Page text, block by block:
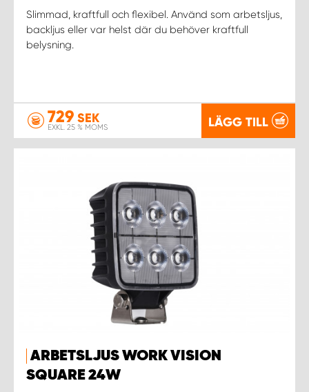
Slimmad, kraftfull och flexibel. Använd som arbetsljus,
backljus eller var helst där du behöver kraftfull
belysning.
729 SEK
EXKL. 25 % MOMS LÄGG TILL
ARBETSLJUS WORK VISION
SQUARE 24W